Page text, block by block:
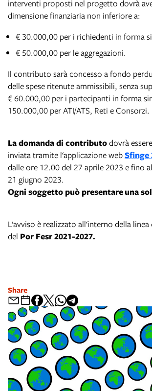
interventi proposti nel progetto dovrà
dimensione finanziaria non inferiore a:
€ 30.000,00 per i richiedenti in forma
€ 50.000,00 per le aggregazioni.
Il contributo sarà concesso a fondo
delle spese ritenute ammissibili, senza
€ 60.000,00 per i partecipanti in forma
150.000,00 per ATI/ATS, Reti e Consorzi.
La domanda di contributodovrà
inviata tramite l‘applicazione webSfinge
dalle ore 12.00 del 27 aprile 2023 e fino
21 giugno 2023.
Ogni soggetto può presentare una
L‘avviso è realizzato all‘interno della
del Por Fesr 2021-2027.
Share